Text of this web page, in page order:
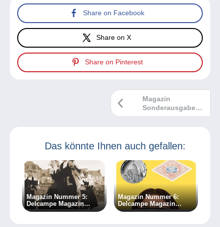
Share on Facebook
Share on X
Share on Pinterest
Magazin
Sonderausgabe
Nr. 2
Das könnte Ihnen auch gefallen:
Magazin Nummer 5:
Delcampe Magazin
Klassische Sammlungen
Magazin Nummer 6:
Delcampe Magazin
Klassische Sammlungen